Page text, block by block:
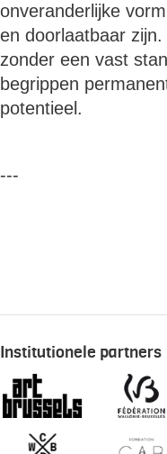
onveranderlijke
en doorlaatbaar
zonder een vast
begrippen
potentieel.
---
Institutionele partners